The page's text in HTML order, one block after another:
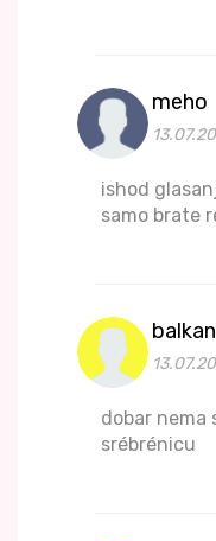
meho
ishod
samo brate
dobar nema
srébrénicu